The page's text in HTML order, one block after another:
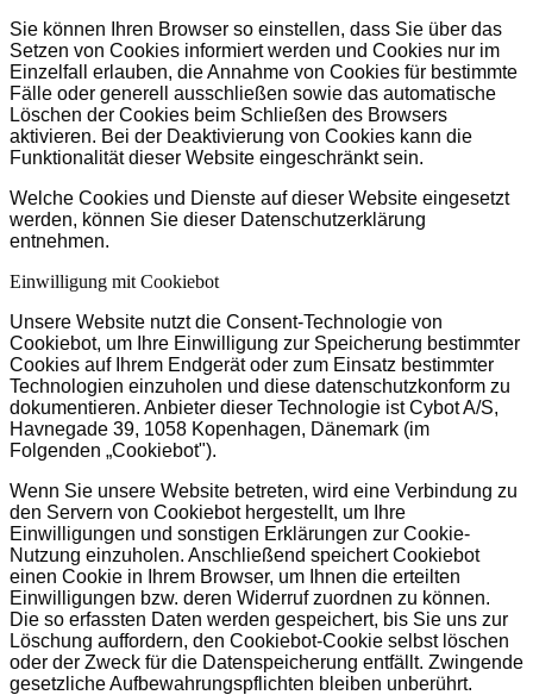
Sie können Ihren Browser so einstellen, dass Sie über das
Setzen von Cookies informiert werden und Cookies nur im
Einzelfall erlauben, die Annahme von Cookies für bestimmte
Fälle oder generell ausschließen sowie das automatische
Löschen der Cookies beim Schließen des Browsers
aktivieren. Bei der Deaktivierung von Cookies kann die
Funktionalität dieser Website eingeschränkt sein.
Welche Cookies und Dienste auf dieser Website eingesetzt
werden, können Sie dieser Datenschutzerklärung
entnehmen.
Einwilligung mit Cookiebot
Unsere Website nutzt die Consent-Technologie von
Cookiebot, um Ihre Einwilligung zur Speicherung bestimmter
Cookies auf Ihrem Endgerät oder zum Einsatz bestimmter
Technologien einzuholen und diese datenschutzkonform zu
dokumentieren. Anbieter dieser Technologie ist Cybot A/S,
Havnegade 39, 1058 Kopenhagen, Dänemark (im
Folgenden „Cookiebot").
Wenn Sie unsere Website betreten, wird eine Verbindung zu
den Servern von Cookiebot hergestellt, um Ihre
Einwilligungen und sonstigen Erklärungen zur Cookie-
Nutzung einzuholen. Anschließend speichert Cookiebot
einen Cookie in Ihrem Browser, um Ihnen die erteilten
Einwilligungen bzw. deren Widerruf zuordnen zu können.
Die so erfassten Daten werden gespeichert, bis Sie uns zur
Löschung auffordern, den Cookiebot-Cookie selbst löschen
oder der Zweck für die Datenspeicherung entfällt. Zwingende
gesetzliche Aufbewahrungspflichten bleiben unberührt.